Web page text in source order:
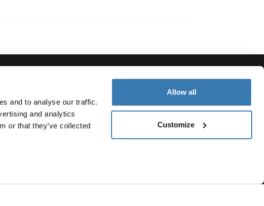
and to analyse our traffic.
and analytics
or that they’ve collected
Allow all
Customize